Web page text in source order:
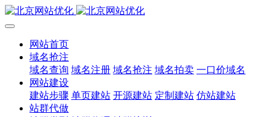
网站首页
域名抢注
域名查询 域名注册 域名抢注 域名拍卖 一口价域名
网站建设
建站步骤 单页建站 开源建站 定制建站 仿站建站
站群代做